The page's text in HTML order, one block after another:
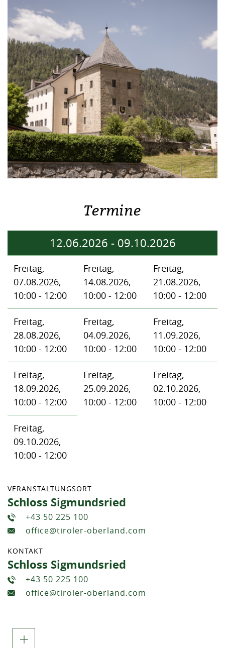
Termine
12.06.2026 - 09.10.2026
Freitag,
07.08.2026,
10:00 - 12:00
Freitag,
14.08.2026,
10:00 - 12:00
Freitag,
21.08.2026,
10:00 - 12:00
Freitag,
28.08.2026,
10:00 - 12:00
Freitag,
04.09.2026,
10:00 - 12:00
Freitag,
11.09.2026,
10:00 - 12:00
Freitag,
18.09.2026,
10:00 - 12:00
Freitag,
25.09.2026,
10:00 - 12:00
Freitag,
02.10.2026,
10:00 - 12:00
Freitag,
09.10.2026,
10:00 - 12:00
VERANSTALTUNGSORT
Schloss Sigmundsried
+43 50 225 100
office@tiroler-oberland.com
KONTAKT
Schloss Sigmundsried
+43 50 225 100
office@tiroler-oberland.com